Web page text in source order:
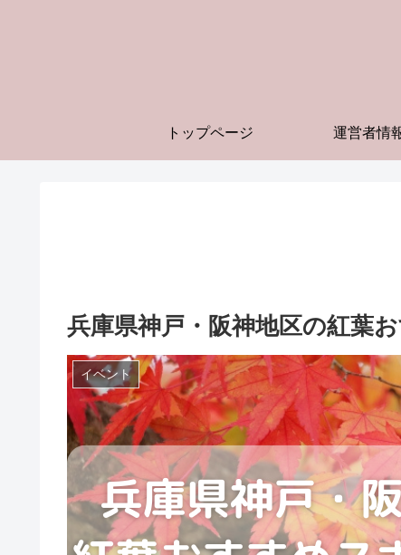
トップページ 運営者情
兵庫県神戸・阪神地区の紅葉
イベント